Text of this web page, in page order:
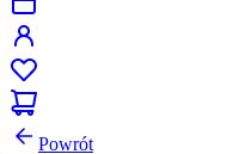
Powrót